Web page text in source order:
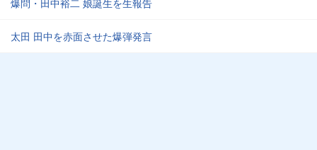
爆問・田中裕二 娘誕生を生報告
太田 田中を赤面させた爆弾発言